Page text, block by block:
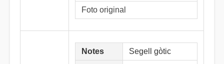
Foto original
Notes Segell gòtic